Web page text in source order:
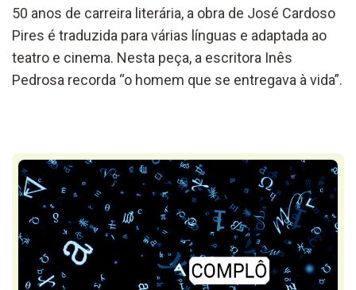
50 anos de carreira literária, a obra de José Cardoso
Pires é traduzida para várias línguas e adaptada ao
teatro e cinema. Nesta peça, a escritora Inês
Pedrosa recorda “o homem que se entregava à vida”.